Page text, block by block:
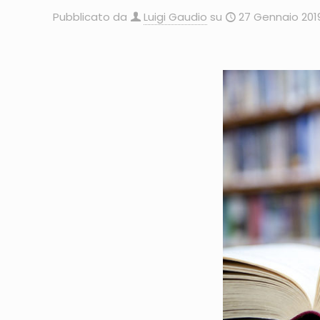
Pubblicato da Luigi Gaudio su 27 Gennaio